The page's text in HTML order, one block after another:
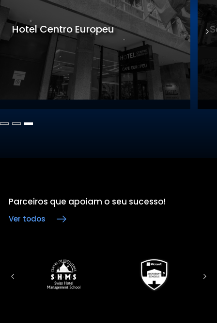
Sede Gastronomia
Parceiros que apoiam o seu sucesso!
Ver todos